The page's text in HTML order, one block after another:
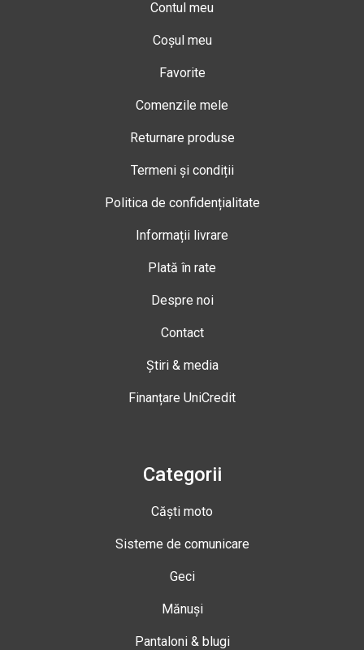
Contul meu
Coșul meu
Favorite
Comenzile mele
Returnare produse
Termeni și condiții
Politica de confidențialitate
Informații livrare
Plată în rate
Despre noi
Contact
Știri & media
Finanțare UniCredit
Categorii
Căști moto
Sisteme de comunicare
Geci
Mănuși
Pantaloni & blugi